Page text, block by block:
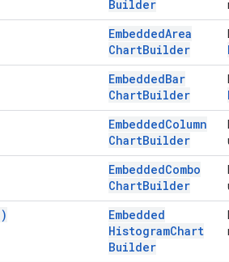
Builder
EmbeddedArea
ChartBuilder
EmbeddedBar
ChartBuilder
EmbeddedColumn
ChartBuilder
EmbeddedCombo
ChartBuilder
)
Embedded
HistogramChart
Builder